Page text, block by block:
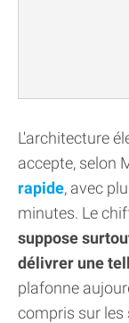
L'architecture
accepte, selon
rapide, avec
minutes. Le
suppose
délivrer une
plafonne
compris sur les